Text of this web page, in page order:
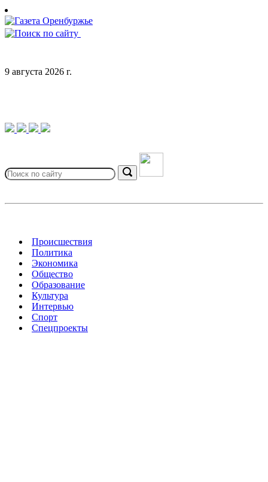
Skip
to
content
9 августа 2026 г.
for:
Search
Происшествия
Политика
Экономика
Общество
Образование
Культура
Интервью
Спорт
Спецпроекты